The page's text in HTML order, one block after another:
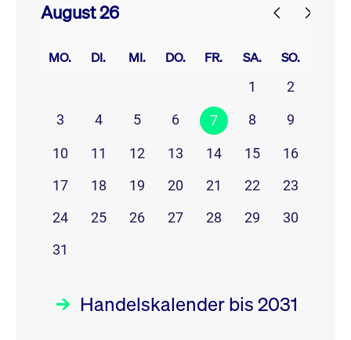
August 26
MO. DI. MI. DO. FR. SA. SO.
1
2
3
4 5 6 7 8 9
10 11 12 13 14 15
16
17
18 19 20 21 22
23
24
25 26 27 28 29
30
31
Handelskalender bis 2031